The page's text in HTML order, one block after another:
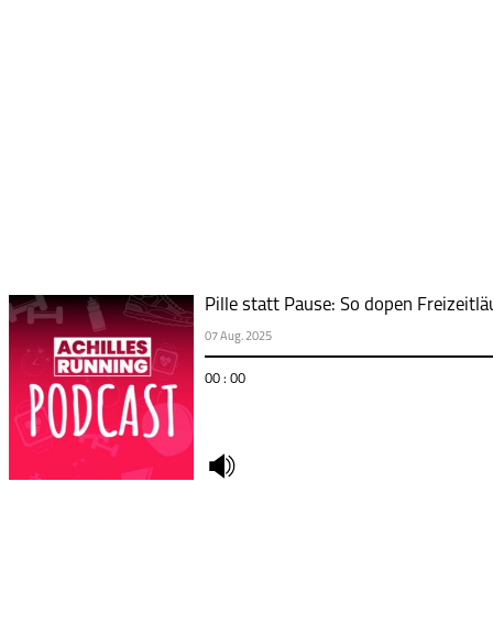
Pille statt Pause: So dopen
07 Aug. 2025
00 : 00